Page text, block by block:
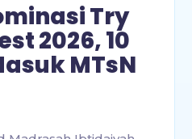
Try
2026, 10
MTsN